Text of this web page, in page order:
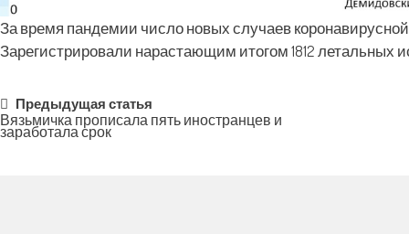
За время пандемии число новых случаев
Зарегистрировали нарастающим итогом 1812 летальных
Post
navigation
Предыдущая статья
Вязьмичка прописала пять иностранцев и
заработала срок